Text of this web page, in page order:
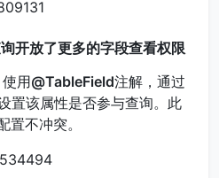
开放了更多的字段查看权限
用@TableField注解，通过
置该属性是否参与查询。此
不冲突。